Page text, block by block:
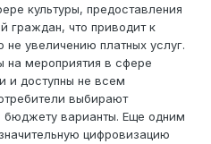
культуры, предоставления
граждан, что приводит к
увеличению платных услуг.
на мероприятия в сфере
и доступны не всем
выбирают
бюджету варианты. Еще одним
цифровизацию